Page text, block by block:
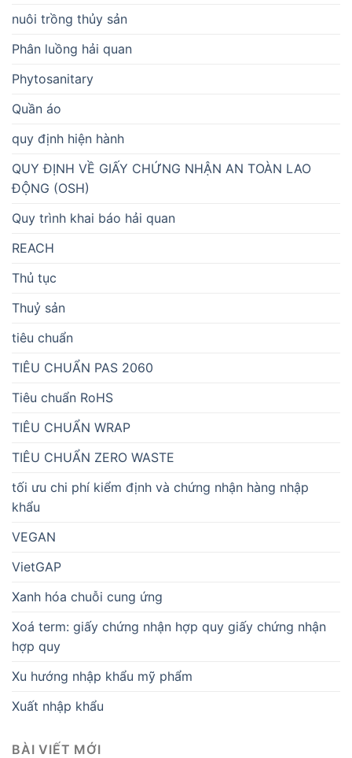
nuôi trồng thủy sản
Phân luồng hải quan
Phytosanitary
Quần áo
quy định hiện hành
QUY ĐỊNH VỀ GIẤY CHỨNG NHẬN AN TOÀN LAO
ĐỘNG (OSH)
Quy trình khai báo hải quan
REACH
Thủ tục
Thuỷ sản
tiêu chuẩn
TIÊU CHUẨN PAS 2060
Tiêu chuẩn RoHS
TIÊU CHUẨN WRAP
TIÊU CHUẨN ZERO WASTE
tối ưu chi phí kiểm định và chứng nhận hàng nhập
khẩu
VEGAN
VietGAP
Xanh hóa chuỗi cung ứng
Xoá term: giấy chứng nhận hợp quy giấy chứng nhận
hợp quy
Xu hướng nhập khẩu mỹ phẩm
Xuất nhập khẩu
BÀI VIẾT MỚI